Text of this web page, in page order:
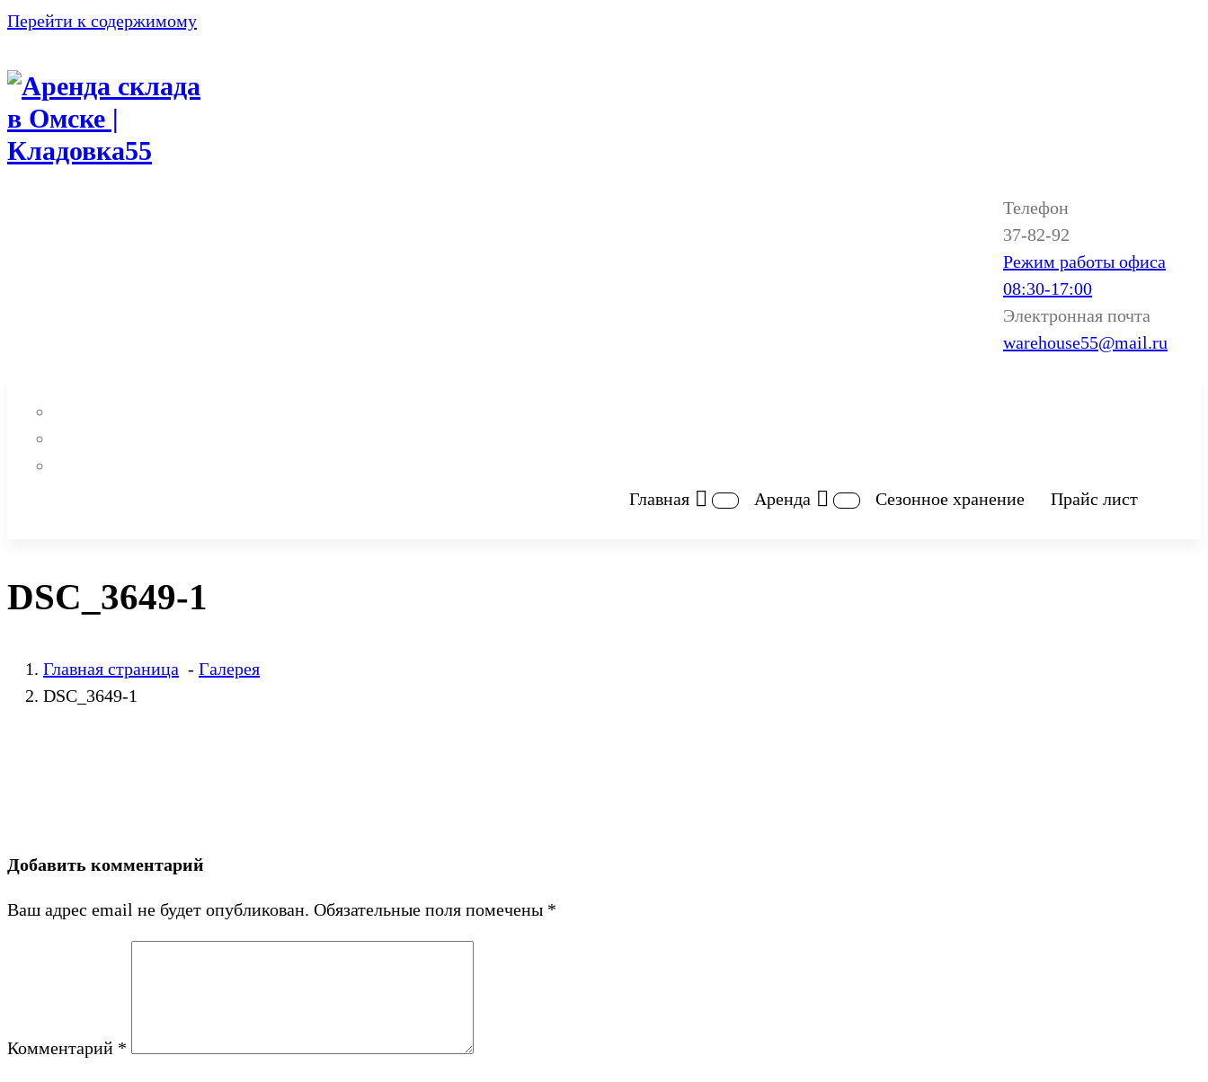
Перейти к содержимому
Телефон
37-82-92
Режим работы офиса
08:30-17:00
Электронная почта
warehouse55@mail.ru
Главная Аренда Сезонное хранение Прайс лист
DSC_3649-1
Главная страница - Галерея
DSC_3649-1
Добавить комментарий
Ваш адрес email не будет опубликован. Обязательные поля помечены *
Комментарий *